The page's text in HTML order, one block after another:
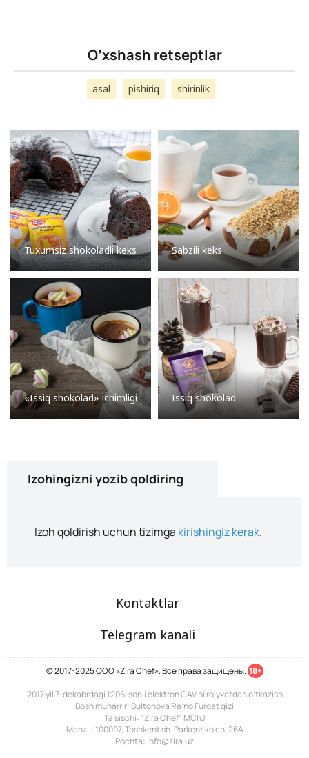
O’xshash retseptlar
asal pishiriq shirinlik
Tuxumsiz shokoladli keks Sabzili keks
«Issiq shokolad» ichimligi Issiq shokolad
Izohingizni yozib qoldiring
Izoh qoldirish uchun tizimga kirishingiz kerak.
Kontaktlar
Telegram kanali
© 2017-2025 ООО «Zira Chef». Все права защищены. 18+
2017 yil 7-dekabrdagi 1206-sonli elektron OAV ni ro'yxatdan o'tkazish
Bosh muharrir: Sultonova Ra’no Furqat qizi
Ta'sischi: "Zira Chef" MChJ
Manzil: 100007, Toshkent sh. Parkent ko'ch. 26A
Pochta: info@zira.uz